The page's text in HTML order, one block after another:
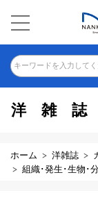
キーワードを入力して
洋雑誌
ホーム 洋雑誌
組織･発生･生物･